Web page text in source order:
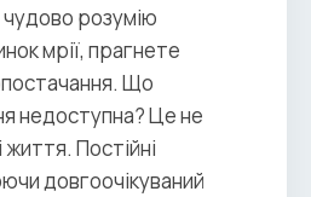
розумію
мрії, прагнете
Що
недоступна? Це не
Постійні
довгоочікуваний